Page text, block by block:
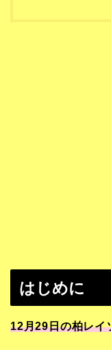
はじめに
12月29日の柏レイ